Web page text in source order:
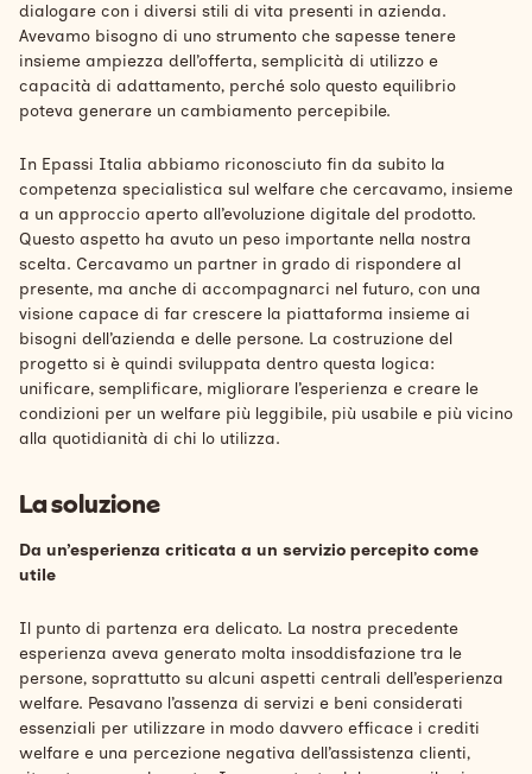
dialogare con i diversi stili di vita presenti in azienda.
Avevamo bisogno di uno strumento che sapesse tenere
insieme ampiezza dell’offerta, semplicità di utilizzo e
capacità di adattamento, perché solo questo equilibrio
poteva generare un cambiamento percepibile.
In Epassi Italia abbiamo riconosciuto fin da subito la
competenza specialistica sul welfare che cercavamo, insieme
a un approccio aperto all’evoluzione digitale del prodotto.
Questo aspetto ha avuto un peso importante nella nostra
scelta. Cercavamo un partner in grado di rispondere al
presente, ma anche di accompagnarci nel futuro, con una
visione capace di far crescere la piattaforma insieme ai
bisogni dell’azienda e delle persone. La costruzione del
progetto si è quindi sviluppata dentro questa logica:
unificare, semplificare, migliorare l’esperienza e creare le
condizioni per un welfare più leggibile, più usabile e più vicino
alla quotidianità di chi lo utilizza.
La soluzione
Da un’esperienza criticata a un servizio percepito come
utile
Il punto di partenza era delicato. La nostra precedente
esperienza aveva generato molta insoddisfazione tra le
persone, soprattutto su alcuni aspetti centrali dell’esperienza
welfare. Pesavano l’assenza di servizi e beni considerati
essenziali per utilizzare in modo davvero efficace i crediti
welfare e una percezione negativa dell’assistenza clienti,